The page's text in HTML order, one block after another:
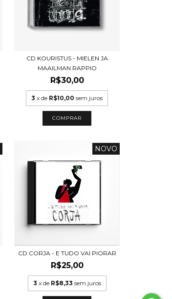
CD KOURISTUS - MIELEN JA
MAAILMAN RAPPIO
R$30,00
3 x de R$10,00 sem juros
NOVO
CD CORJA - E TUDO VAI PIORAR
R$25,00
3 x de R$8,33 sem juros